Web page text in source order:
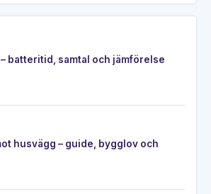
batteritid, samtal och jämförelse
husvägg – guide, bygglov och